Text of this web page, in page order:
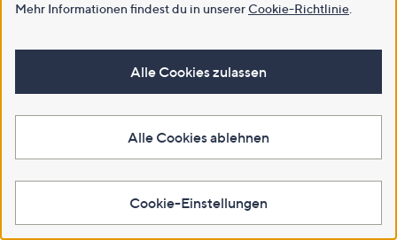
Mehr Informationen findest du in unsererCookie-Richtlinie
Alle Cookies zulassen
Alle Cookies ablehnen
Cookie-Einstellungen